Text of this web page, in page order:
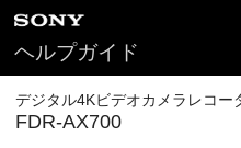
ヘルプガイド
デジタル4Kビデオカメラレコー
FDR-AX700